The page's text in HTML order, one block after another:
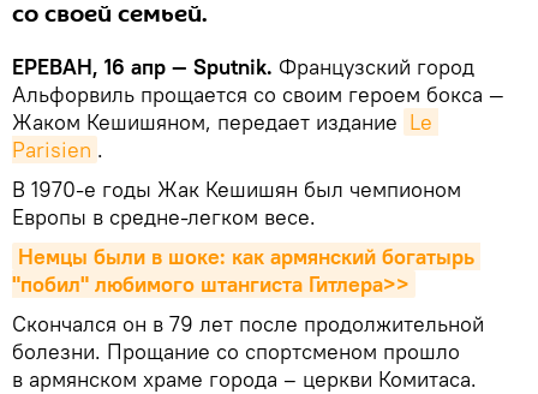
со своей семьей.
ЕРЕВАН, 16 апр — Sputnik. Французский город
Альфорвиль прощается со своим героем бокса —
Жаком Кешишяном, передает издание Le
Parisien .
В 1970-е годы Жак Кешишян был чемпионом
Европы в средне-легком весе.
Немцы были в шоке: как армянский богатырь
"побил" любимого штангиста Гитлера>>
Cкончался он в 79 лет после продолжительной
болезни. Прощание со спортсменом прошло
в армянском храме города – церкви Комитаса.